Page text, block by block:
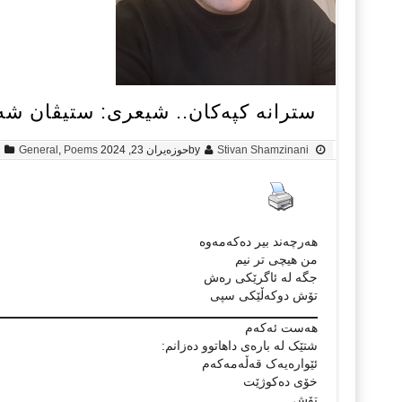
سترانە کپەکان.. شیعری: ستیڤان
by Stivan Shamzinani حوزه‌یران 23, 2024 General , Poems
ھەرچەند بیر دەکەمەوە
من ھیچی تر نیم
جگە لە ئاگرێکی رەش
تۆش دوکەڵێکی سپی
ھەست ئەکەم
شتێک لە بارەی داھاتوو دەزانم:
ئێوارەیەک قەڵەمەکەم
خۆی دەکوژێت